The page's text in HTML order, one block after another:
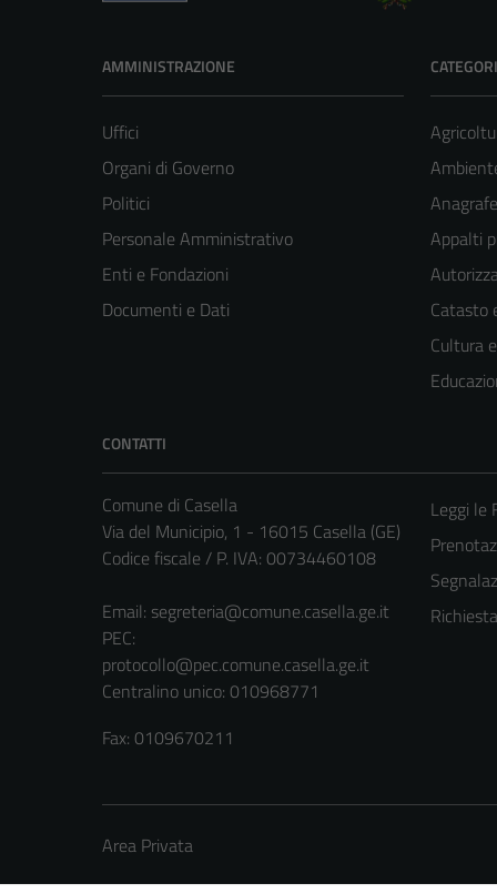
AMMINISTRAZIONE
Uffici
Organi di Governo
Politici
Personale Amministrativo
Enti e Fondazioni
Documenti e Dati
Appalti
Catasto
Cultura
CONTATTI
Comune di Casella
Via del Municipio, 1 - 16015 Casella (GE)
Codice fiscale / P. IVA: 00734460108
Email: segreteria@comune.casella.ge.it
PEC:
protocollo@pec.comune.casella.ge.it
Centralino unico: 010968771
Fax: 0109670211
Leggi le
Area Privata